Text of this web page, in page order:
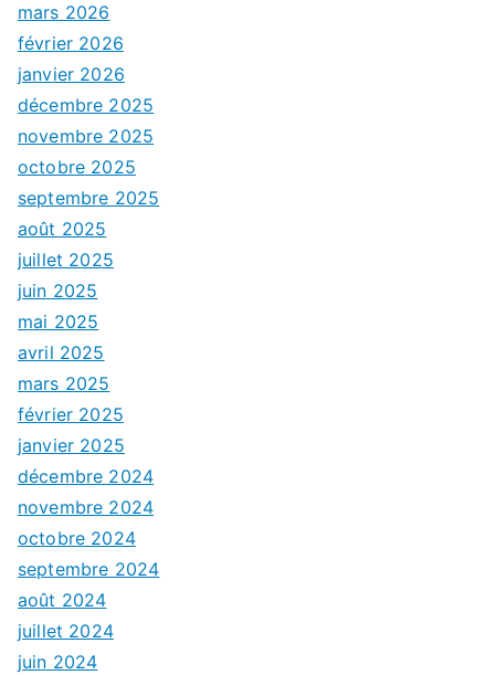
mars 2026
février 2026
janvier 2026
décembre 2025
novembre 2025
octobre 2025
septembre 2025
août 2025
juillet 2025
juin 2025
mai 2025
avril 2025
mars 2025
février 2025
janvier 2025
décembre 2024
novembre 2024
octobre 2024
septembre 2024
août 2024
juillet 2024
juin 2024